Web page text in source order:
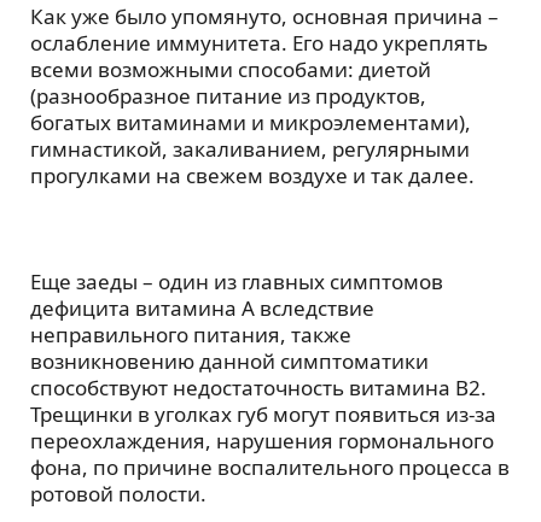
Как уже было упомянуто, основная причина –
ослабление иммунитета. Его надо укреплять
всеми возможными способами: диетой
(разнообразное питание из продуктов,
богатых витаминами и микроэлементами),
гимнастикой, закаливанием, регулярными
прогулками на свежем воздухе и так далее.
Еще заеды – один из главных симптомов
дефицита витамина А вследствие
неправильного питания, также
возникновению данной симптоматики
способствуют недостаточность витамина В2.
Трещинки в уголках губ могут появиться из-за
переохлаждения, нарушения гормонального
фона, по причине воспалительного процесса в
ротовой полости.